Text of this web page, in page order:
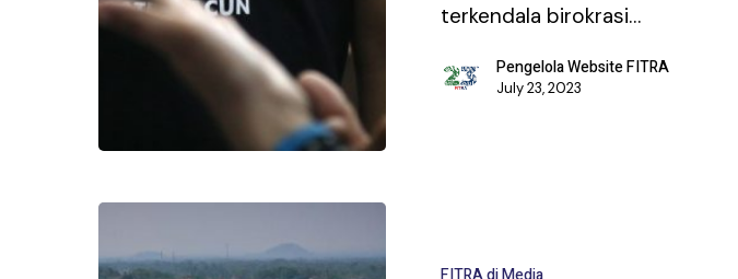
terkendala birokrasi…
Pengelola Website FITRA
July 23, 2023